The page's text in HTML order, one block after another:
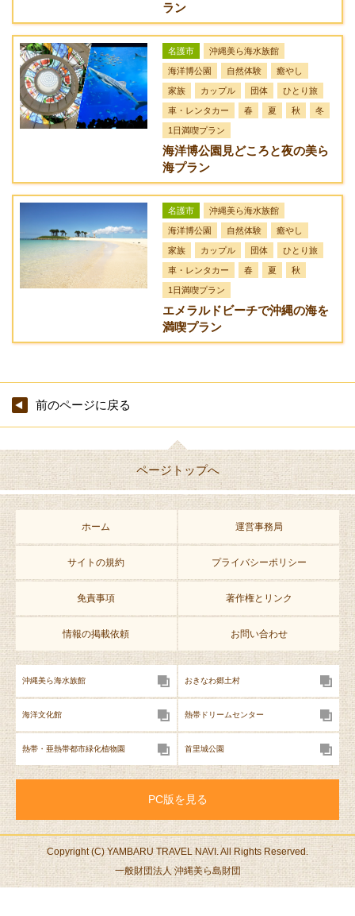
ラン
名護市 沖縄美ら海水族館
海洋博公園 自然体験 癒やし
家族 カップル 団体 ひとり旅
車・レンタカー 春 夏 秋 冬
1日満喫プラン
海洋博公園見どころと夜の美ら
海プラン
名護市 沖縄美ら海水族館
海洋博公園 自然体験 癒やし
家族 カップル 団体 ひとり旅
車・レンタカー 春 夏 秋
1日満喫プラン
エメラルドビーチで沖縄の海を
満喫プラン
前のページに戻る
ページトップへ
ホーム 運営事務局
サイトの規約 プライバシーポリシー
免責事項 著作権とリンク
情報の掲載依頼 お問い合わせ
沖縄美ら海水族館 おきなわ郷土村
海洋文化館 熱帯ドリームセンター
熱帯・亜熱帯都市緑化植物園 首里城公園
PC版を見る
Copyright (C) YAMBARU TRAVEL NAVI. All Rights Reserved.
一般財団法人 沖縄美ら島財団